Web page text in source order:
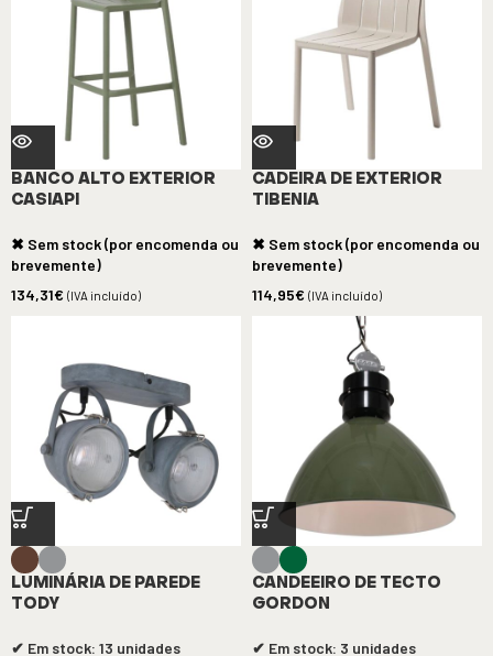
BANCO ALTO EXTERIOR
CASIAPI
✖ Sem stock (por encomenda ou
brevemente)
134,31€ (IVA incluído)
CADEIRA DE EXTERIOR
TIBENIA
✖ Sem stock (por encomenda ou
brevemente)
114,95€ (IVA incluído)
LUMINÁRIA DE PAREDE
TODY
✔ Em stock: 13 unidades
CANDEEIRO DE TECTO
GORDON
✔ Em stock: 3 unidades